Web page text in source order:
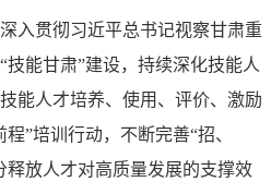
入贯彻习近平总书记视察甘肃重
能甘肃”建设，持续深化技能人
能人才培养、使用、评价、激励
”培训行动，不断完善“招、
释放人才对高质量发展的支撑效